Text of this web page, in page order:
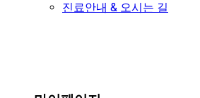
진료안내 & 오시는 길